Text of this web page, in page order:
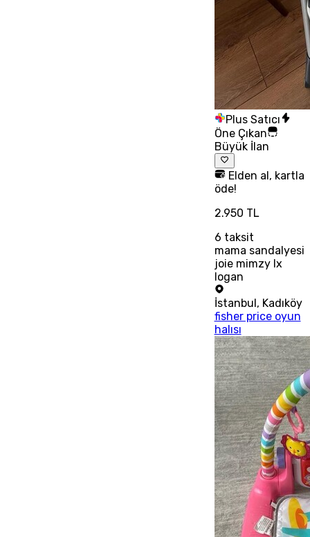
Plus Satıcı
Öne Çıkan
Büyük İlan
Elden al, kartla
öde!
2.950 TL
6 taksit
mama sandalyesi
joie mimzy lx
logan
İstanbul, Kadıköy
fisher price oyun
halısı